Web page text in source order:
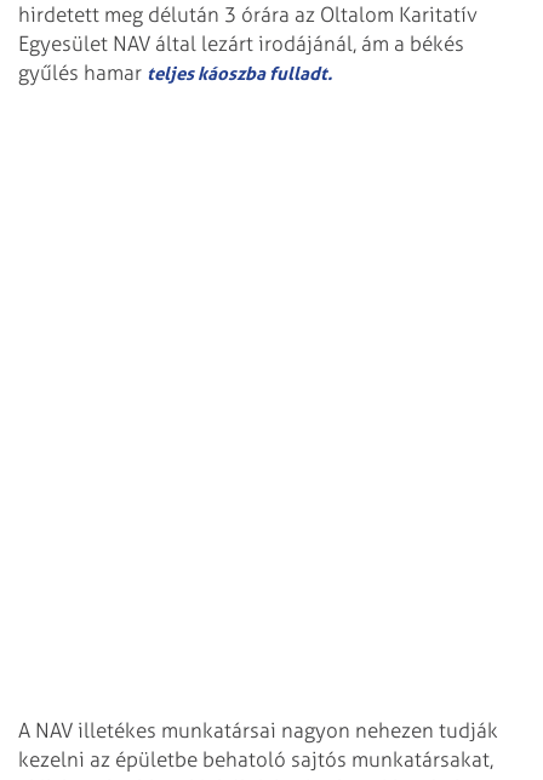
hirdetett meg délután 3 órára az Oltalom Karitatív
Egyesület NAV által lezárt irodájánál, ám a békés
gyűlés hamar teljes káoszba fulladt.
A NAV illetékes munkatársai nagyon nehezen tudják
kezelni az épületbe behatoló sajtós munkatársakat,